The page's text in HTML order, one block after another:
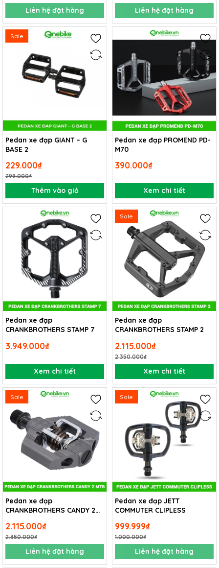
Liên hệ đặt hàng Liên hệ đặt hàng
Sale
Pedan xe đạp GIANT – G
BASE 2
229.000₫
299.000₫
Thêm vào giỏ
Pedan xe đạp PROMEND PD-
M70
390.000₫
Xem chi tiết
Pedan xe đạp
CRANKBROTHERS STAMP 7
3.949.000₫
Xem chi tiết
Sale
Pedan xe đạp
CRANKBROTHERS STAMP 2
2.115.000₫
2.350.000₫
Xem chi tiết
Sale
Pedan xe đạp
CRANKBROTHERS CANDY 2
2.115.000₫
2.350.000₫
Liên hệ đặt hàng
Sale
Pedan xe đạp JETT
COMMUTER CLIPLESS
999.999₫
1.000.000₫
Liên hệ đặt hàng